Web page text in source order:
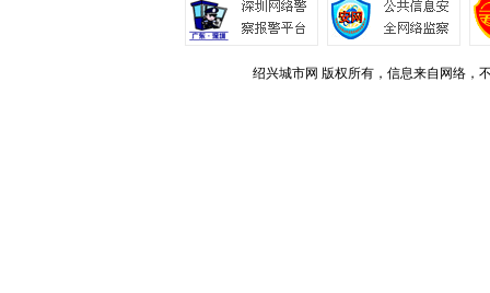
绍兴城市网 版权所有，信息来自网络，